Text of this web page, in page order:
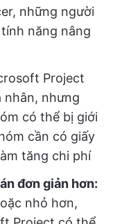
những người
năng nâng
Project
nhân, nhưng
có thể bị giới
cần có giấy
tăng chi phí
đơn giản hơn:
nhỏ hơn,